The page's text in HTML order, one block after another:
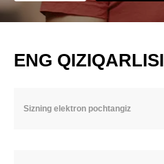
ENG QIZIQARLISI